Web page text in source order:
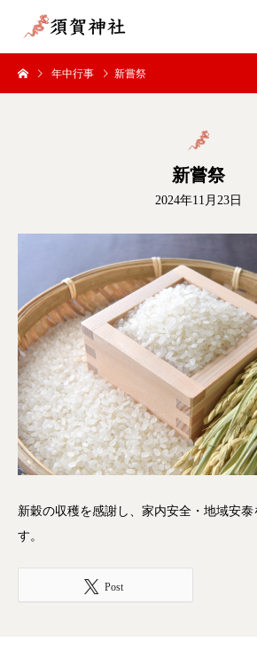
年中行事 新嘗祭
新嘗祭
2024年11月23日
新穀の収穫を感謝し、家内安全・地域安
す。
Post